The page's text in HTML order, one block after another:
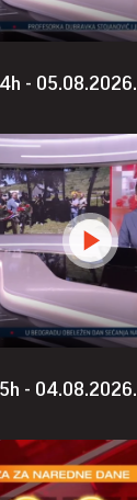
- 05.08.2026.
- 04.08.2026.